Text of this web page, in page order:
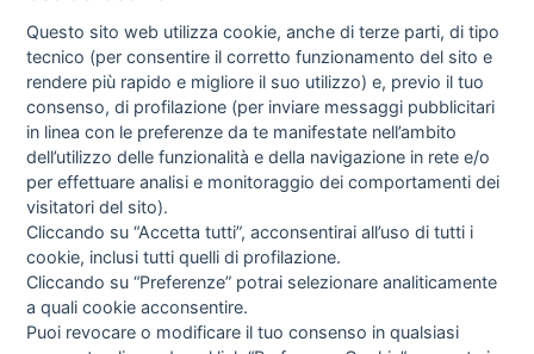
I libri Vedi tutti
Questo sito web utilizza cookie, anche di terze parti, di tipo
tecnico (per consentire il corretto funzionamento del sito e
rendere più rapido e migliore il suo utilizzo) e, previo il tuo
consenso, di profilazione (per inviare messaggi pubblicitari
in linea con le preferenze da te manifestate nell’ambito
dell’utilizzo delle funzionalità e della navigazione in rete e/o
per effettuare analisi e monitoraggio dei comportamenti dei
visitatori del sito).
Cliccando su “Accetta tutti”, acconsentirai all’uso di tutti i
cookie, inclusi tutti quelli di profilazione.
Cliccando su “Preferenze” potrai selezionare analiticamente
a quali cookie acconsentire.
Puoi revocare o modificare il tuo consenso in qualsiasi